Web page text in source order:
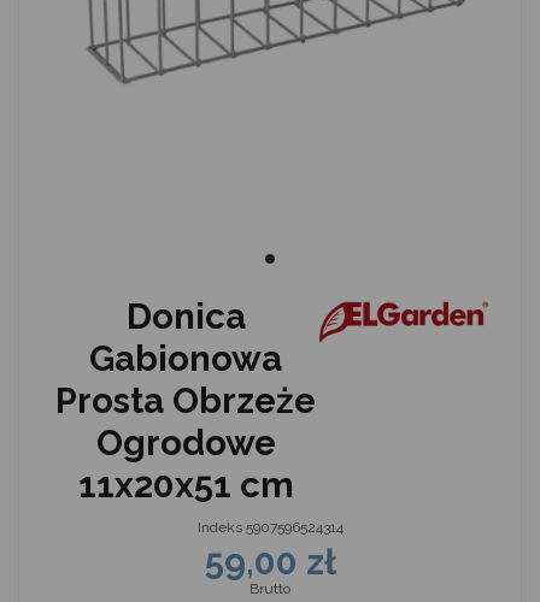
Donica
Gabionowa
Prosta Obrzeże
Ogrodowe
11x20x51 cm
Indeks 5907596524314
59,00 zł
Brutto